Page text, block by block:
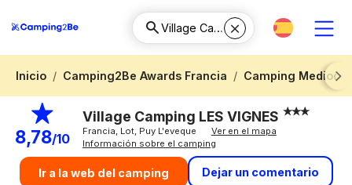
Inicio Camping2Be Awards Francia
Camping
Next
8,78/10
Village Camping LES VIGNES
Francia, Lot, Puy L'eveque
Ver en el mapa
Información sobre el camping
Ir a la web del camping Dejar un comentario